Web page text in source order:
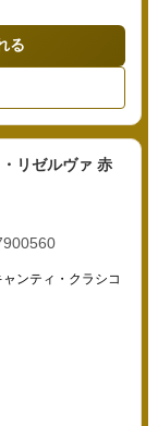
る
リゼルヴァ 赤
ンティ・クラシコ